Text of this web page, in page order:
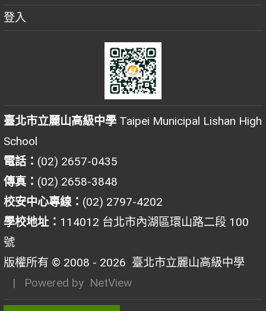
登入
臺北市立麗山高級中學 Taipei Municipal Lishan High
School
電話： (02) 2657-0435
傳真： (02) 2658-3848
校安中心專線： (02) 2797-4202
學校地址： 114012 台北市內湖區環山路二段 100
號
版權所有 © 2008 - 2026 臺北市立麗山高級中學
| Powered by NetView